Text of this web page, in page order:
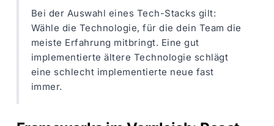
Bei der Auswahl eines Tech-Stacks gilt:
Wähle die Technologie, für die dein Team die
meiste Erfahrung mitbringt. Eine gut
implementierte ältere Technologie schlägt
eine schlecht implementierte neue fast
immer.